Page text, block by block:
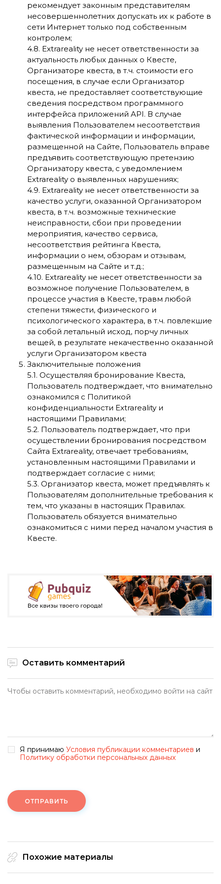
рекомендует законным представителям
несовершеннолетних допускать их к работе в
сети Интернет только под собственным
контролем;
4.8. Extrareality не несет ответственности за
актуальность любых данных о Квесте,
Организаторе квеста, в т.ч. стоимости его
посещения, в случае если Организатор
квеста, не предоставляет соответствующие
сведения посредством программного
интерфейса приложений API. В случае
выявления Пользователем несоответствия
фактической информации и информации,
размещенной на Сайте, Пользователь вправе
предъявить соответствующую претензию
Организатору квеста, с уведомлением
Extrareality о выявленных нарушениях;
4.9. Extrareality не несет ответственности за
качество услуги, оказанной Организатором
квеста, в т.ч. возможные технические
неисправности, сбои при проведении
мероприятия, качество сервиса,
несоответствия рейтинга Квеста,
информации о нем, обзорам и отзывам,
размещенным на Сайте и т.д.;
4.10. Extrareality не несет ответственности за
возможное получение Пользователем, в
процессе участия в Квесте, травм любой
степени тяжести, физического и
психологического характера, в т.ч. повлекшие
за собой летальный исход, порчу личных
вещей, в результате некачественно оказанной
услуги Организатором квеста
Заключительные положения
5.1. Осуществляя бронирование Квеста,
Пользователь подтверждает, что внимательно
ознакомился с Политикой
конфиденциальности Extrareality и
настоящими Правилами;
5.2. Пользователь подтверждает, что при
осуществлении бронирования посредством
Сайта Extrareality, отвечает требованиям,
установленным настоящими Правилами и
подтверждает согласие с ними;
5.3. Организатор квеста, может предъявлять к
Пользователям дополнительные требования к
тем, что указаны в настоящих Правилах.
Пользователь обязуется внимательно
ознакомиться с ними перед началом участия в
Квесте.
Оставить комментарий
Я принимаю Условия публикации комментариев и
Политику обработки персональных данных
ОТПРАВИТЬ
Похожие материалы